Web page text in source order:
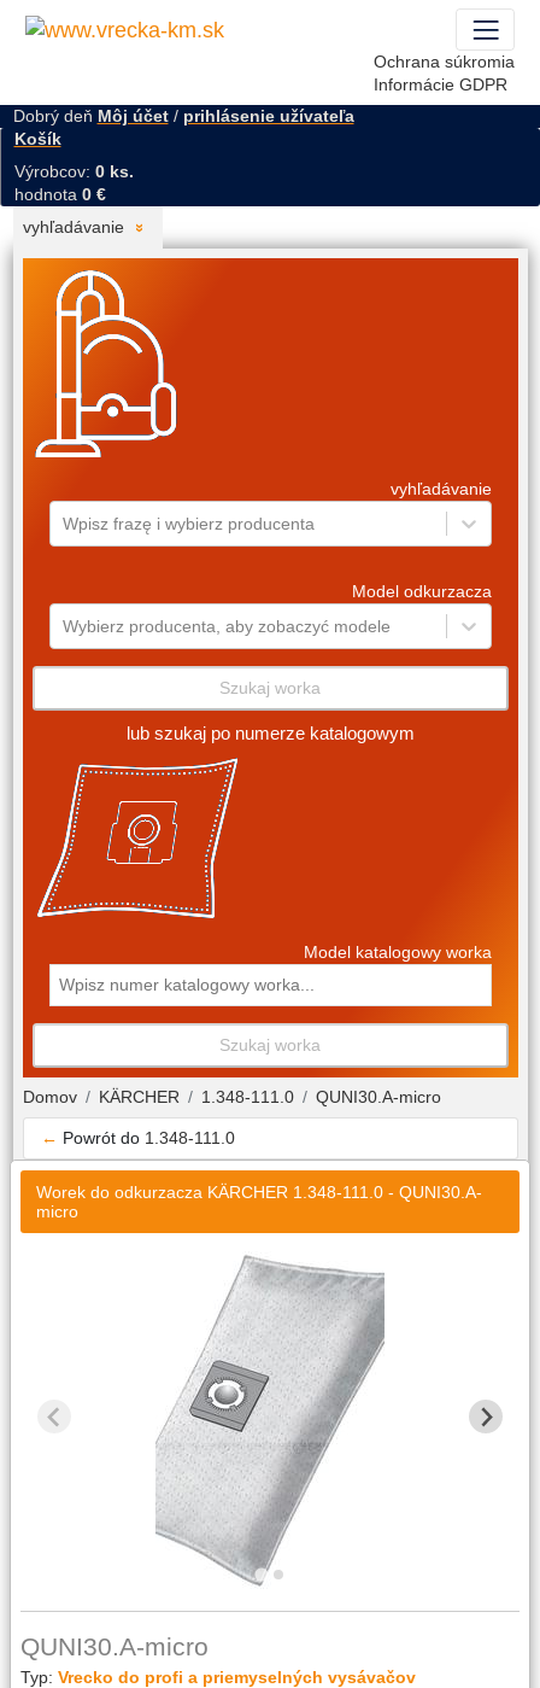
Ochrana súkromia
Informácie GDPR
Dobrý deň Môj účet/ prihlásenie užívateľa
Košík
Výrobcov: 0 ks.
hodnota 0 €
vyhľadávanie
vyhľadávanie
Wpisz frazę i wybierz producenta
Model odkurzacza
Wybierz producenta, aby zobaczyć modele
Szukaj worka
lub szukaj po numerze katalogowym
Model katalogowy worka
Szukaj worka
Domov KÄRCHER 1.348-111.0 QUNI30.A-micro
← Powrót do 1.348-111.0
Worek do odkurzacza KÄRCHER 1.348-111.0 - QUNI30.A-
micro
QUNI30.A-micro
Typ: Vrecko do profi a priemyselných vysávačov